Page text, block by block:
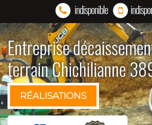
indisponible
Entreprise
terrain Chichilianne
RÉALISATIONS